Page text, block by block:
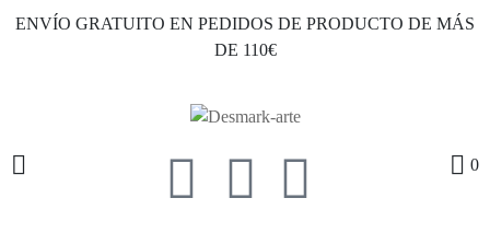
ENVÍO GRATUITO EN PEDIDOS DE PRODUCTO DE MÁS
DE 110€
0